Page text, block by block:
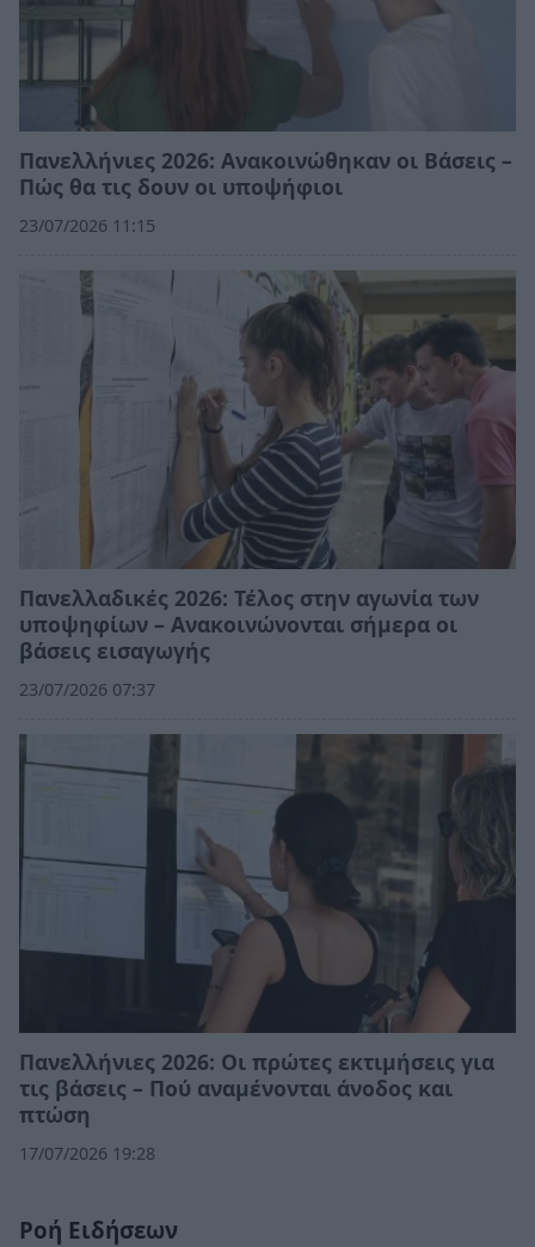
Πανελλήνιες 2026: Ανακοινώθηκαν οι Βάσεις –
Πώς θα τις δουν οι υποψήφιοι
23/07/2026 11:15
Πανελλαδικές 2026: Τέλος στην αγωνία των
υποψηφίων – Ανακοινώνονται σήμερα οι
βάσεις εισαγωγής
23/07/2026 07:37
Πανελλήνιες 2026: Οι πρώτες εκτιμήσεις για
τις βάσεις – Πού αναμένονται άνοδος και
πτώση
17/07/2026 19:28
Ροή Ειδήσεων